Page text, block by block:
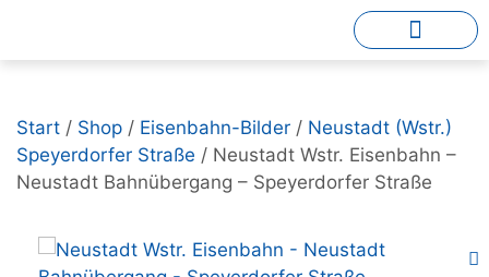
Start / Shop / Eisenbahn-Bilder / Neustadt (Wstr.)
Speyerdorfer Straße / Neustadt Wstr. Eisenbahn –
Neustadt Bahnübergang – Speyerdorfer Straße